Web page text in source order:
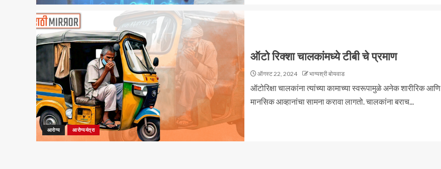
आरोग्य आरोग्यमंत्रा
ऑटो रिक्शा चालकांमध्ये टीबी चे प्रमाण
ऑगस्ट 22, 2024 भाग्यश्री बोयवाड
ऑटोरिक्षा चालकांना त्यांच्या कामाच्या स्वरूपामुळे अनेक शारीरिक आणि
मानसिक आव्हानांचा सामना करावा लागतो. चालकांना बराच...